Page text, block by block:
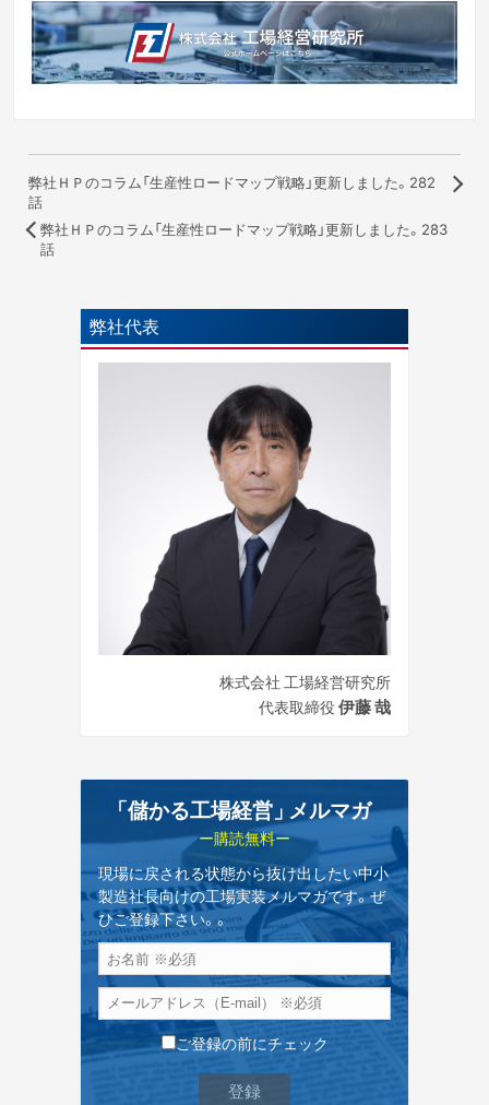
弊社ＨＰのコラム「生産性ロードマップ戦略」更新しました。282
話
弊社ＨＰのコラム「生産性ロードマップ戦略」更新しました。283
話
弊社代表
株式会社 工場経営研究所
代表取締役 伊藤 哉
「儲かる工場経営 」 メルマガ
ー購読無料ー
現場に戻される状態から抜け出したい中小
製造社長向けの工場実装メルマガです。ぜ
ひご登録下さい。。
ご登録の前にチェック